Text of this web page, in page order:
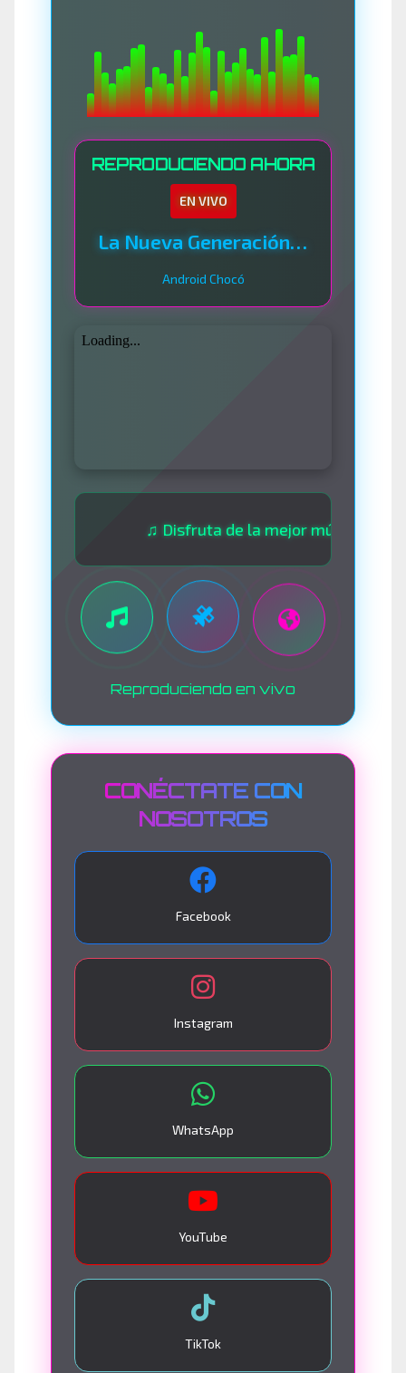
REPRODUCIENDO AHORA
EN VIVO
La Nueva Generación Del Sistema
Android Chocó
♫ Disfruta de la mejor música las 24
Reproduciendo en vivo
CONÉCTATE CON
NOSOTROS
Facebook
Instagram
WhatsApp
YouTube
TikTok